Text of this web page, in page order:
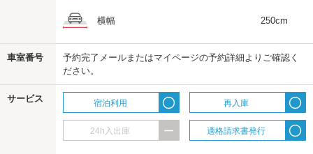
横幅 250cm
車室番号
予約完了メールまたはマイページの予約詳細よりご確認く
ださい。
サービス 宿泊利用 再入庫
24h入出庫 適格請求書発行